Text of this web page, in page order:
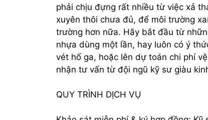
phải chịu đựng rất nhiều từ việc xả
xuyên thôi chưa đủ, để môi trường
trường hơn nữa. Hãy bắt đầu từ
nhựa dùng một lần, hay luôn có ý
vét hố ga, hoặc lên dự toán chi phí
nhận tư vấn từ đội ngũ kỹ sư giàu
QUY TRÌNH DỊCH VỤ